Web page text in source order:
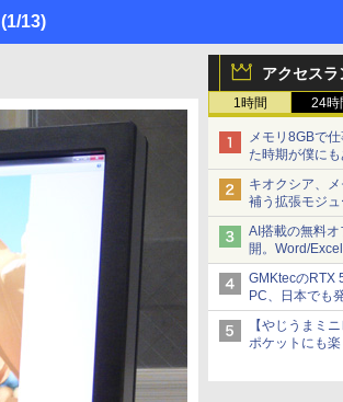
(1/13)
アクセス
1時間 24時
メモリ8GBで
た時期が僕に
キオクシア、
補う拡張モジ
AI搭載の無料
開。Word/
GMKtecのRTX
PC、日本でも
【やじうまミニ
ポケットにも
ウス「Mobi